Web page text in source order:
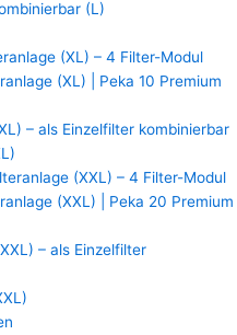
(L)
(XL) – 4 Filter-Modul
(XL) | Peka 10 Premium
– als Einzelfilter kombinierbar
(XXL) – 4 Filter-Modul
(XXL) | Peka 20 Premium
– als Einzelfilter